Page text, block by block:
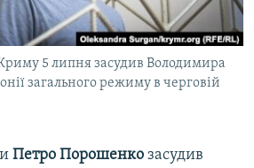
КРИМУ
5 липня засудив Володимира
загального режиму в черговій
Петро Порошенко засудив